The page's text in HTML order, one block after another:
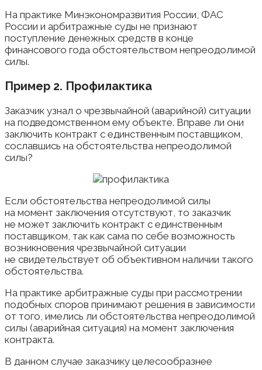
На практике Минэкономразвития России, ФАС
России и арбитражные суды не признают
поступление денежных средств в конце
финансового года обстоятельством непреодолимой
силы.
Пример 2. Профилактика
Заказчик узнал о чрезвычайной (аварийной) ситуации
на подведомственном ему объекте. Вправе ли они
заключить контракт с единственным поставщиком,
сославшись на обстоятельства непреодолимой
силы?
Если обстоятельства непреодолимой силы
на момент заключения отсутствуют, то заказчик
не может заключить контракт с единственным
поставщиком, так как сама по себе возможность
возникновения чрезвычайной ситуации
не свидетельствует об объективном наличии такого
обстоятельства.
На практике арбитражные суды при рассмотрении
подобных споров принимают решения в зависимости
от того, имелись ли обстоятельства непреодолимой
силы (аварийная ситуация) на момент заключения
контракта.
В данном случае заказчику целесообразнее